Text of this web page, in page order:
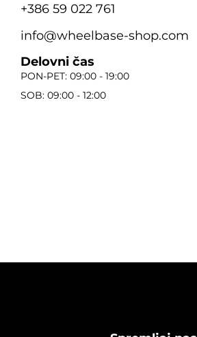
+386 59 022 761
info@wheelbase-shop.com
Delovni čas
PON-PET: 09:00 - 19:00
SOB: 09:00 - 12:00